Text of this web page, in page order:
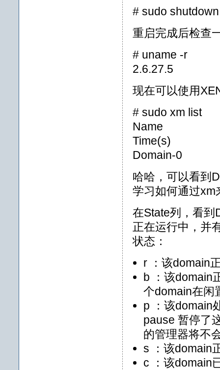
# sudo
重启完成后检查
# uname -r
2.6.27.5
现在可以使用
# sudo xm list
Name
Time(s)
Domain-
哈哈，可以看到
学习如何通过xm
在State列，看到
正在运行中，并
状态：
r ：该domain
b ：该domain
个domain在闲
p ：该domain
pause 暂停了
的管理器将不
s ：该domain
c ：该domain